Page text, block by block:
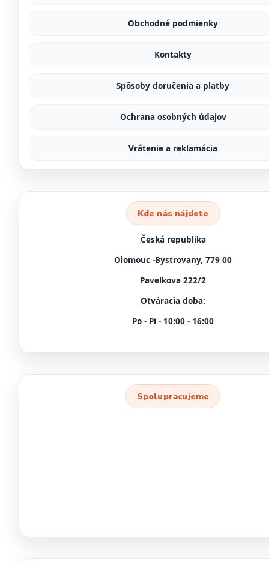
Obchodné podmienky
Kontakty
Spôsoby doručenia a platby
Ochrana osobných údajov
Vrátenie a reklamácia
Kde nás nájdete
Česká republika
Olomouc -Bystrovany, 779 00
Pavelkova 222/2
Otváracia doba:
Po - Pi - 10:00 - 16:00
Spolupracujeme